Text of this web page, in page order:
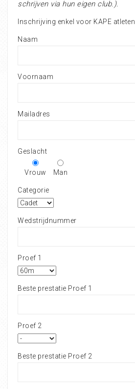
schrijven via hun eigen club.).
Inschrijving enkel voor KAPE atleten.
Naam
Voornaam
Mailadres
Geslacht
Vrouw Man
Categorie
Wedstrijdnummer
Proef 1
Beste prestatie Proef 1
Proef 2
Beste prestatie Proef 2